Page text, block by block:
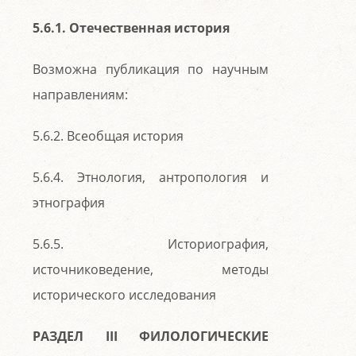
5.6.1. Отечественная история
Возможна публикация по научным
направлениям:
5.6.2. Всеобщая история
5.6.4. Этнология, антропология и
этнография
5.6.5. Историография,
источниковедение, методы
исторического исследования
РАЗДЕЛ III ФИЛОЛОГИЧЕСКИЕ